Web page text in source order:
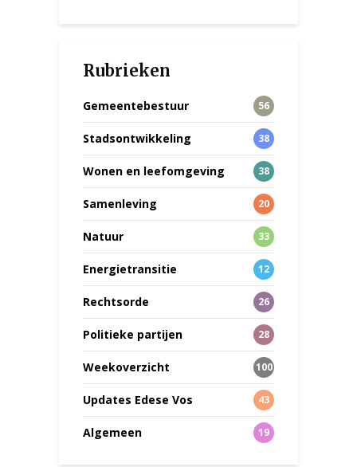
Rubrieken
Gemeentebestuur 56
Stadsontwikkeling 38
Wonen en leefomgeving 38
Samenleving 20
Natuur 33
Energietransitie 12
Rechtsorde 26
Politieke partijen 28
Weekoverzicht 100
Updates Edese Vos 43
Algemeen 19